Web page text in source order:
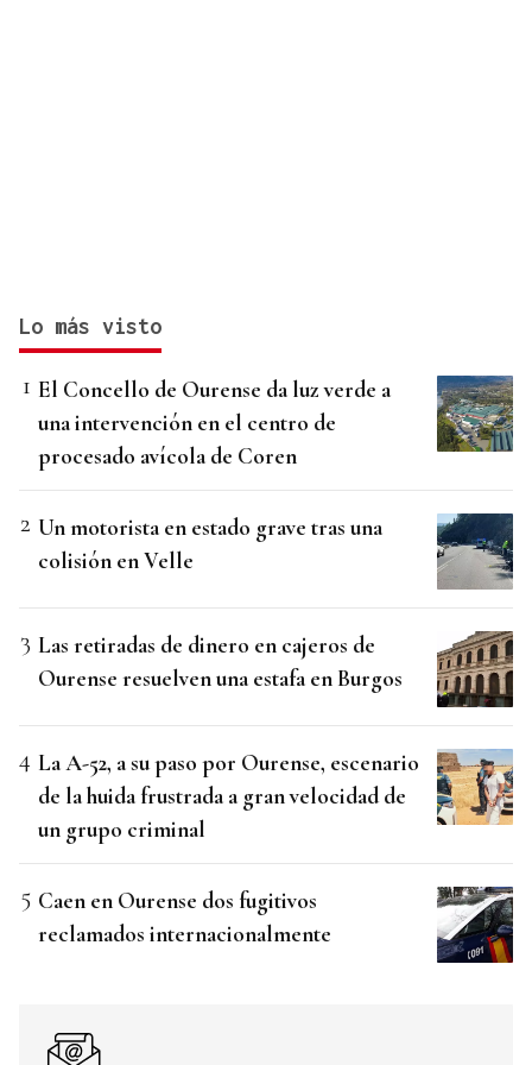
Lo más visto
El Concello de Ourense da luz verde a
una intervención en el centro de
procesado avícola de Coren
Un motorista en estado grave tras una
colisión en Velle
Las retiradas de dinero en cajeros de
Ourense resuelven una estafa en Burgos
La A-52, a su paso por Ourense, escenario
de la huida frustrada a gran velocidad de
un grupo criminal
Caen en Ourense dos fugitivos
reclamados internacionalmente